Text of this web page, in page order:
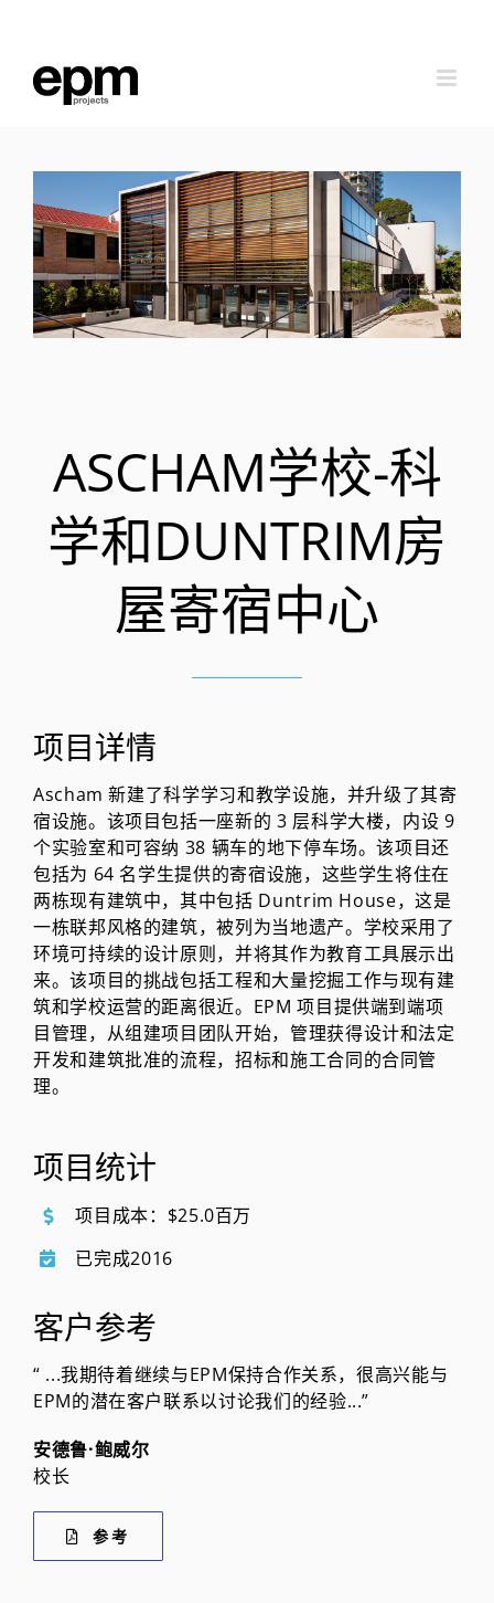
ASCHAM学校-科
学和DUNTRIM房
屋寄宿中心
项目详情
Ascham 新建了科学学习和教学设施，并升级了其寄
宿设施。该项目包括一座新的 3 层科学大楼，内设 9
个实验室和可容纳 38 辆车的地下停车场。该项目还
包括为 64 名学生提供的寄宿设施，这些学生将住在
两栋现有建筑中，其中包括 Duntrim House，这是
一栋联邦风格的建筑，被列为当地遗产。学校采用了
环境可持续的设计原则，并将其作为教育工具展示出
来。该项目的挑战包括工程和大量挖掘工作与现有建
筑和学校运营的距离很近。EPM 项目提供端到端项
目管理，从组建项目团队开始，管理获得设计和法定
开发和建筑批准的流程，招标和施工合同的合同管
理。
项目统计
项目成本：$25.0百万
已完成2016
客户参考
“ ...我期待着继续与EPM保持合作关系，很高兴能与
EPM的潜在客户联系以讨论我们的经验...”
安德鲁·鲍威尔
校长
参考